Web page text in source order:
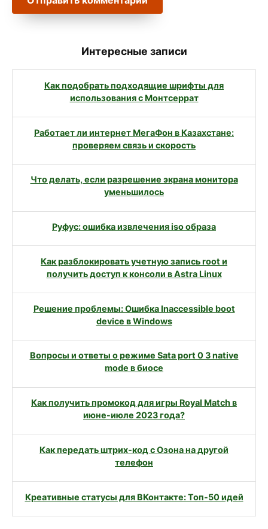
Интересные записи
Как подобрать подходящие шрифты для
использования с Монтсеррат
Работает ли интернет МегаФон в Казахстане:
проверяем связь и скорость
Что делать, если разрешение экрана монитора
уменьшилось
Руфус: ошибка извлечения iso образа
Как разблокировать учетную запись root и
получить доступ к консоли в Astra Linux
Решение проблемы: Ошибка Inaccessible boot
device в Windows
Вопросы и ответы о режиме Sata port 0 3 native
mode в биосе
Как получить промокод для игры Royal Match в
июне-июле 2023 года?
Как передать штрих-код с Озона на другой
телефон
Креативные статусы для ВКонтакте: Топ-50 идей